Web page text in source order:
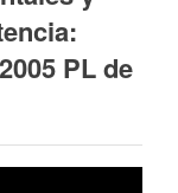
PL de